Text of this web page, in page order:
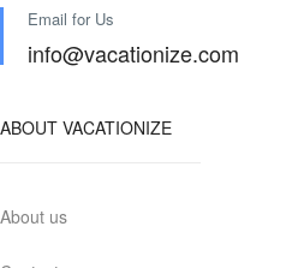
Email for Us
info@vacationize.com
ABOUT VACATIONIZE
About us